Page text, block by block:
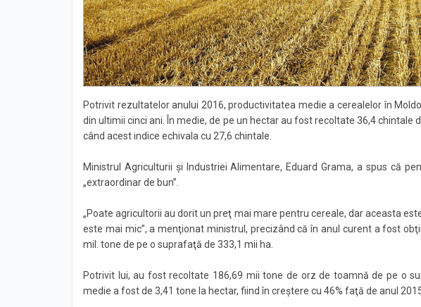
Potrivit rezultatelor anului 2016, productivitatea medie a cerealelor în
din ultimii cinci ani. În medie, de pe un hectar au fost recoltate 36,4 chintale
când acest indice echivala cu 27,6 chintale.
Ministrul Agriculturii şi Industriei Alimentare, Eduard Grama, a spus că
„extraordinar de bun”.
„Poate agricultorii au dorit un preţ mai mare pentru cereale, dar aceasta
este mai mic”, a menţionat ministrul, precizând că în anul curent a fost
mil. tone de pe o suprafaţă de 333,1 mii ha.
Potrivit lui, au fost recoltate 186,69 mii tone de orz de toamnă de pe o
medie a fost de 3,41 tone la hectar, fiind în creştere cu 46% faţă de anul